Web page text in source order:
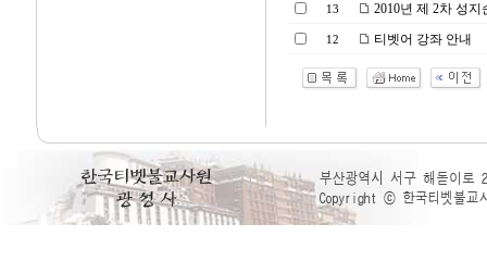
13 2010년 제 2차 성지
12 티벳어 강좌 안내